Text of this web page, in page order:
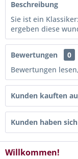
Beschreibung
Sie ist ein
ergeben diese
Bewertungen
0
Bewertungen
Kunden kauften
Kunden haben
Willkommen!